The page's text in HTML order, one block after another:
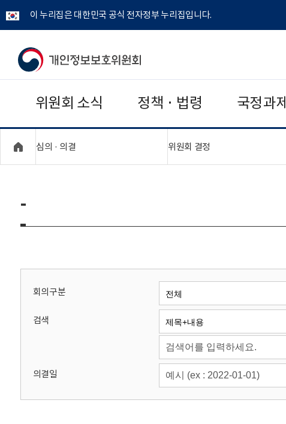
이 누리집은 대한민국 공식 전자정부 누리집입니다.
개
보
보
위
회
위원회 소식 정책 · 법령 국정과제
심의 · 의결 위원회 결정
-
회의구분
검색
의결일